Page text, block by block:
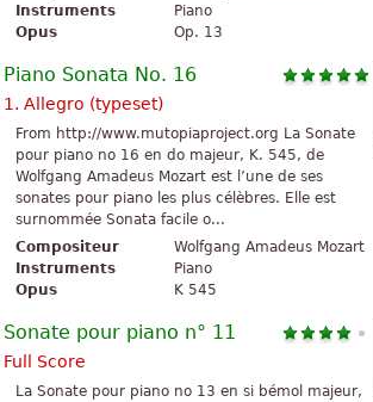
Instruments
Piano
Opus
Op. 13
Piano Sonata No. 16
1. Allegro (typeset)
From http://www.mutopiaproject.org La Sonate
pour piano no 16 en do majeur, K. 545, de
Wolfgang Amadeus Mozart est l’une de ses
sonates pour piano les plus célèbres. Elle est
surnommée Sonata facile o...
Compositeur
Wolfgang Amadeus Mozart
Instruments
Piano
Opus
K 545
Sonate pour piano n° 11
Full Score
La Sonate pour piano no 13 en si bémol majeur,